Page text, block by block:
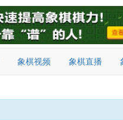
象棋视频 象棋直播